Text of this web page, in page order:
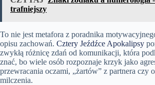
trafniejszy
To nie jest metafora z poradnika
opisu zachowań. Cztery Jeźdźce Apokalipsy
zwykłą różnicę zdań od komunikacji, która
znać, bo wiele osób rozpoznaje krzyk jako
przewracania oczami, „żartów” z partnera czy
milczenia.